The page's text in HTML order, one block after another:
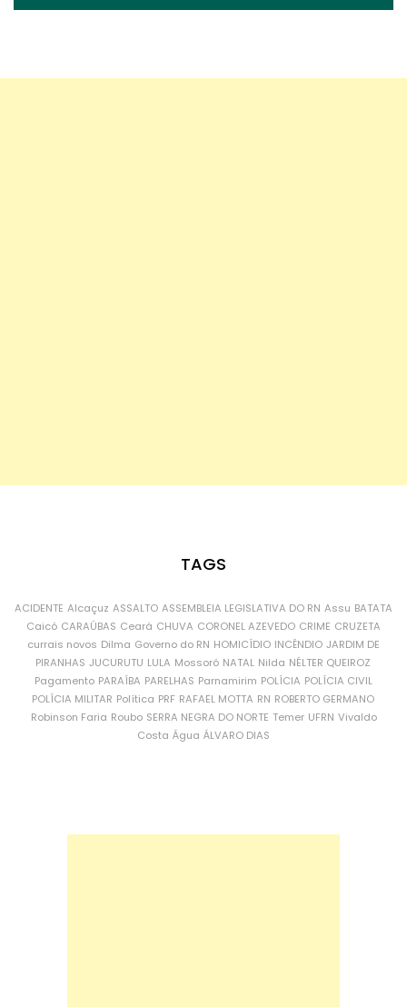
TAGS
ACIDENTE Alcaçuz ASSALTO ASSEMBLEIA LEGISLATIVA DO RN Assu BATATA
Caicó CARAÚBAS Ceará CHUVA CORONEL AZEVEDO CRIME CRUZETA
currais novos Dilma Governo do RN HOMICÍDIO INCÊNDIO JARDIM DE
PIRANHAS JUCURUTU LULA Mossoró NATAL Nilda NÉLTER QUEIROZ
Pagamento PARAÍBA PARELHAS Parnamirim POLÍCIA POLÍCIA CIVIL
POLÍCIA MILITAR Política PRF RAFAEL MOTTA RN ROBERTO GERMANO
Robinson Faria Roubo SERRA NEGRA DO NORTE Temer UFRN Vivaldo
Costa Água ÁLVARO DIAS